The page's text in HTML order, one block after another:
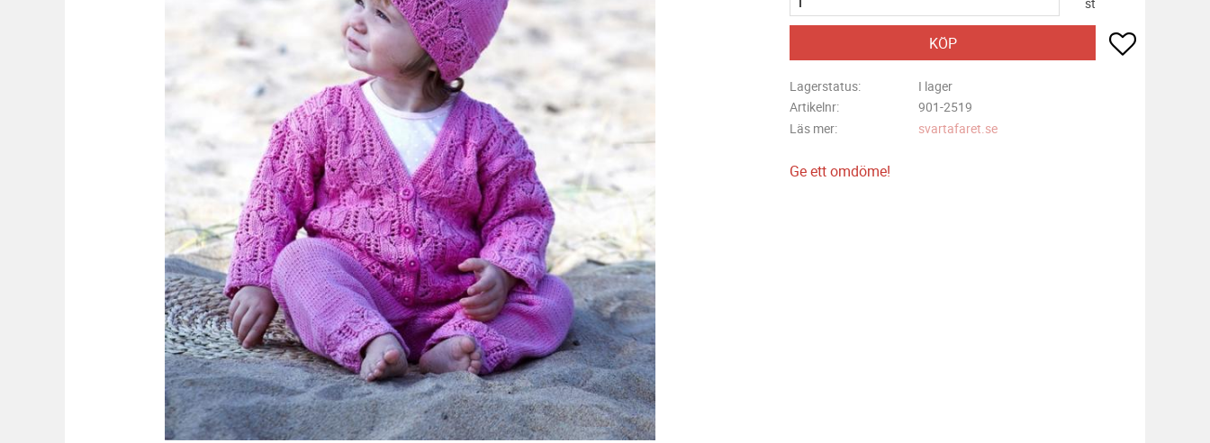
KÖP Lägg till i
Lagerstatus
I lager
Artikelnr
901-2519
Läs mer
svartafaret.se
Ge ett omdöme!